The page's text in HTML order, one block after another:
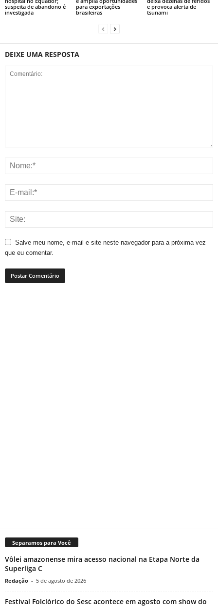
suspeita de abandono é
investigada
para exportações
brasileiras
e provoca alerta de
tsunami
DEIXE UMA RESPOSTA
Salve meu nome, e-mail e site neste navegador para a próxima vez
que eu comentar.
Separamos para Você
Vôlei amazonense mira acesso nacional na Etapa Norte da
Superliga C
Redação - 5 de agosto de 2026
Festival Folclórico do Sesc acontece em agosto com show do